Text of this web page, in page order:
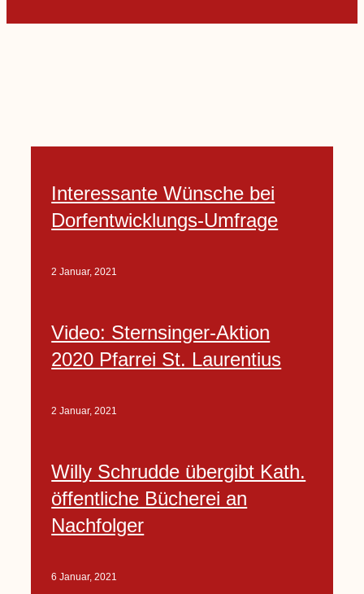
Interessante Wünsche bei
Dorfentwicklungs-Umfrage
2 Januar, 2021
Video: Sternsinger-Aktion
2020 Pfarrei St. Laurentius
2 Januar, 2021
Willy Schrudde übergibt Kath.
öffentliche Bücherei an
Nachfolger
6 Januar, 2021